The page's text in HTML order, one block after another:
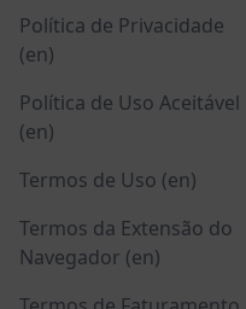
Política de Privacidade
(en)
Política de Uso Aceitável
(en)
Termos de Uso (en)
Termos da Extensão do
Navegador (en)